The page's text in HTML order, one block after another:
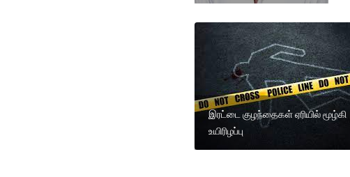
இரட்டை குழந்தைகள் ஏரியில் மூழ்கி
உயிரிழப்பு